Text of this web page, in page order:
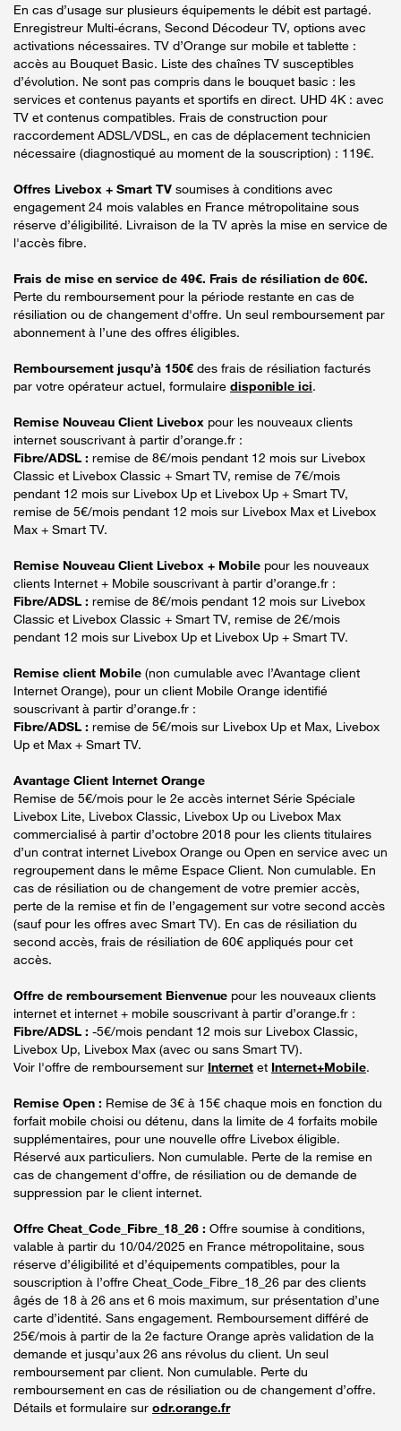
En cas d’usage sur plusieurs équipements le débit est partagé.
Enregistreur Multi-écrans, Second Décodeur TV, options avec
activations nécessaires. TV d’Orange sur mobile et tablette :
accès au Bouquet Basic. Liste des chaînes TV susceptibles
d’évolution. Ne sont pas compris dans le bouquet basic : les
services et contenus payants et sportifs en direct. UHD 4K : avec
TV et contenus compatibles. Frais de construction pour
raccordement ADSL/VDSL, en cas de déplacement technicien
nécessaire (diagnostiqué au moment de la souscription) : 119€.
Offres Livebox + Smart TV soumises à conditions avec
engagement 24 mois valables en France métropolitaine sous
réserve d’éligibilité. Livraison de la TV après la mise en service de
l'accès fibre.
Frais de mise en service de 49€. Frais de résiliation de 60€.
Perte du remboursement pour la période restante en cas de
résiliation ou de changement d'offre. Un seul remboursement par
abonnement à l’une des offres éligibles.
Remboursement jusqu’à 150€ des frais de résiliation facturés
par votre opérateur actuel, formulaire disponible ici.
Remise Nouveau Client Livebox pour les nouveaux clients
internet souscrivant à partir d’orange.fr :
Fibre/ADSL : remise de 8€/mois pendant 12 mois sur Livebox
Classic et Livebox Classic + Smart TV, remise de 7€/mois
pendant 12 mois sur Livebox Up et Livebox Up + Smart TV,
remise de 5€/mois pendant 12 mois sur Livebox Max et Livebox
Max + Smart TV.
Remise Nouveau Client Livebox + Mobile pour les nouveaux
clients Internet + Mobile souscrivant à partir d’orange.fr :
Fibre/ADSL : remise de 8€/mois pendant 12 mois sur Livebox
Classic et Livebox Classic + Smart TV, remise de 2€/mois
pendant 12 mois sur Livebox Up et Livebox Up + Smart TV.
Remise client Mobile (non cumulable avec l’Avantage client
Internet Orange), pour un client Mobile Orange identifié
souscrivant à partir d’orange.fr :
Fibre/ADSL : remise de 5€/mois sur Livebox Up et Max, Livebox
Up et Max + Smart TV.
Avantage Client Internet Orange
Remise de 5€/mois pour le 2e accès internet Série Spéciale
Livebox Lite, Livebox Classic, Livebox Up ou Livebox Max
commercialisé à partir d’octobre 2018 pour les clients titulaires
d’un contrat internet Livebox Orange ou Open en service avec un
regroupement dans le même Espace Client. Non cumulable. En
cas de résiliation ou de changement de votre premier accès,
perte de la remise et fin de l’engagement sur votre second accès
(sauf pour les offres avec Smart TV). En cas de résiliation du
second accès, frais de résiliation de 60€ appliqués pour cet
accès.
Offre de remboursement Bienvenue pour les nouveaux clients
internet et internet + mobile souscrivant à partir d’orange.fr :
Fibre/ADSL : -5€/mois pendant 12 mois sur Livebox Classic,
Livebox Up, Livebox Max (avec ou sans Smart TV).
Voir l'offre de remboursement sur Internet et Internet+Mobile.
Remise Open : Remise de 3€ à 15€ chaque mois en fonction du
forfait mobile choisi ou détenu, dans la limite de 4 forfaits mobile
supplémentaires, pour une nouvelle offre Livebox éligible.
Réservé aux particuliers. Non cumulable. Perte de la remise en
cas de changement d'offre, de résiliation ou de demande de
suppression par le client internet.
Offre Cheat_Code_Fibre_18_26 : Offre soumise à conditions,
valable à partir du 10/04/2025 en France métropolitaine, sous
réserve d’éligibilité et d’équipements compatibles, pour la
souscription à l’offre Cheat_Code_Fibre_18_26 par des clients
âgés de 18 à 26 ans et 6 mois maximum, sur présentation d’une
carte d’identité. Sans engagement. Remboursement différé de
25€/mois à partir de la 2e facture Orange après validation de la
demande et jusqu’aux 26 ans révolus du client. Un seul
remboursement par client. Non cumulable. Perte du
remboursement en cas de résiliation ou de changement d’offre.
Détails et formulaire sur odr.orange.fr